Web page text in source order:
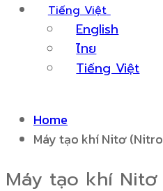
Tiếng Việt
English
ไทย
Tiếng Việt
Home
Máy tạo khí Nitơ
Máy tạo khí